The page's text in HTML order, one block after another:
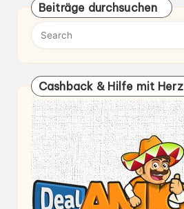
Beiträge durchsuchen
Cashback & Hilfe mit Herz